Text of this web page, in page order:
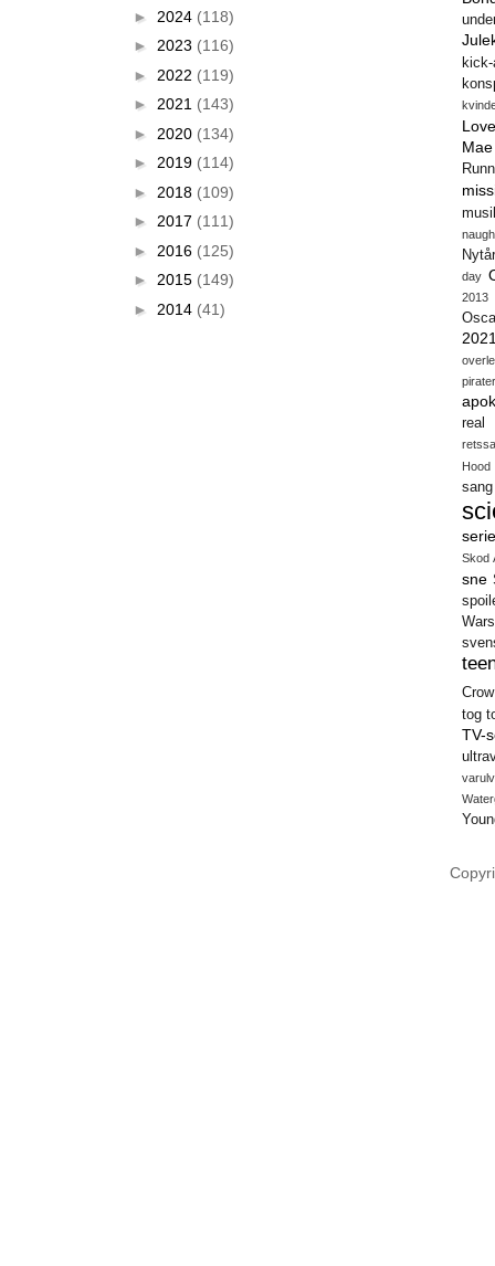
► 2024 (118)
► 2023 (116)
► 2022 (119)
► 2021 (143)
► 2020 (134)
► 2019 (114)
► 2018 (109)
► 2017 (111)
► 2016 (125)
► 2015 (149)
► 2014 (41)
Nytår
day
2013
pirater
real
Hood
Skod
sne
Wars
Crow
tog
TV-
varulv